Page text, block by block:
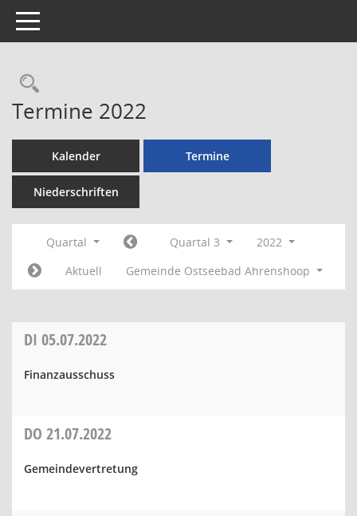
Toggle navigation
Rechercheauswahl
Termine 2022
Kalender Termine
Niederschriften
Quartal Quartal 3
2022
Aktuell
Gemeinde Ostseebad Ahrenshoop
DI 05.07.2022
Finanzausschuss
DO 21.07.2022
Gemeindevertretung